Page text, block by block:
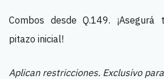
Combos desde Q.149.
pitazo inicial!
Aplican restricciones. Exclusivo